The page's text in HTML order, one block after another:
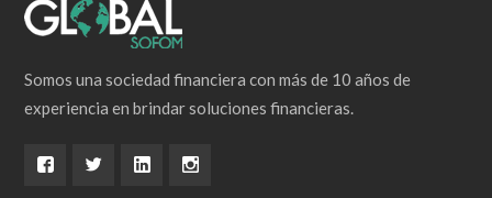
Somos una sociedad financiera con más de 10 años de
experiencia en brindar soluciones financieras.